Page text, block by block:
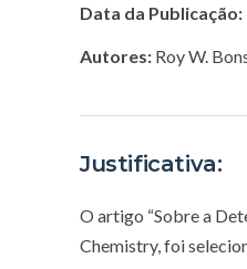
Data da Publicação:
Autores: Roy W.
Justificativa:
O artigo “Sobre a
Chemistry, foi